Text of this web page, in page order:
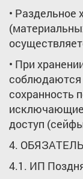
• Раздельное
• При
соблюдаются
сохранность
доступ
4.
4.1. ИП